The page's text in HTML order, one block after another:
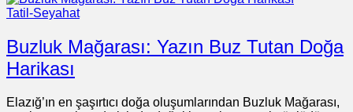
Tatil-Seyahat
Buzluk Mağarası: Yazın Buz Tutan Doğa
Harikası
Elazığ’ın en şaşırtıcı doğa oluşumlarından Buzluk Mağarası,